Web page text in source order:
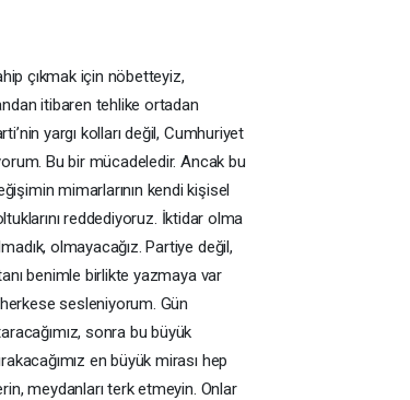
çıkmak için nöbetteyiz,
itibaren tehlike ortadan
yargı kolları değil, Cumhuriyet
Bu bir mücadeledir. Ancak bu
mimarlarının kendi kişisel
reddediyoruz. İktidar olma
olmayacağız. Partiye değil,
benimle birlikte yazmaya var
sesleniyorum. Gün
sonra bu büyük
en büyük mirası hep
meydanları terk etmeyin. Onlar